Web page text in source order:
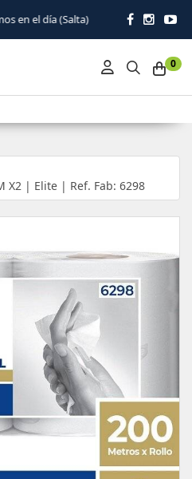
0
X2 | Elite | Ref. Fab: 6298